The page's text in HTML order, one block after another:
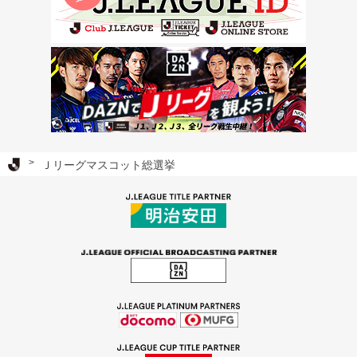
Ｊリーグ TOP
Ｊリーグマスコット総選挙